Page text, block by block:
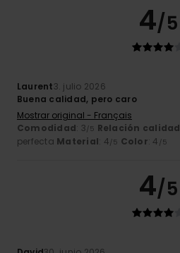
4/5
Laurent3. julio 2026
Buena calidad, pero caro
Mostrar original - Français
Comodidad: 3/5 Relación
perfecta Material: 4/5 Color: 4 /5
4/5